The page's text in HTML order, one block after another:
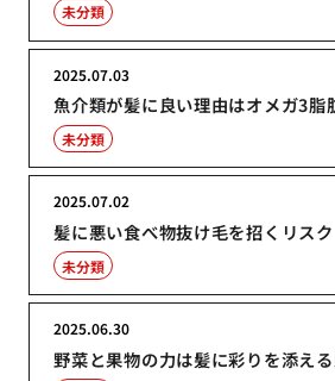
未分類
魚介類が髪に良い理由はオメガ3脂
2025.07.03
未分類
髪に悪い食べ物抜け毛を招くリスク
2025.07.02
未分類
野菜と果物の力は髪に彩りを添え
2025.06.30